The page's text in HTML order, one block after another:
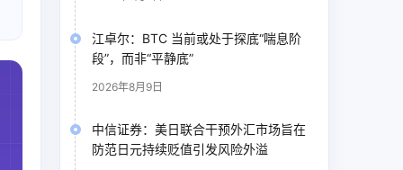
江卓尔：BTC 当前或处于探底“喘息阶
段”，而非“平静底”
2026年8月9日
中信证券：美日联合干预外汇市场旨在
防范日元持续贬值引发风险外溢